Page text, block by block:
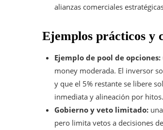
alianzas comerciales
Ejemplos prácticos y
Ejemplo de pool de opciones:
money moderada. El inversor
y que el 5% restante se libere
inmediata y alineación por hitos.
Gobierno y veto limitado:
pero limita vetos a decisiones